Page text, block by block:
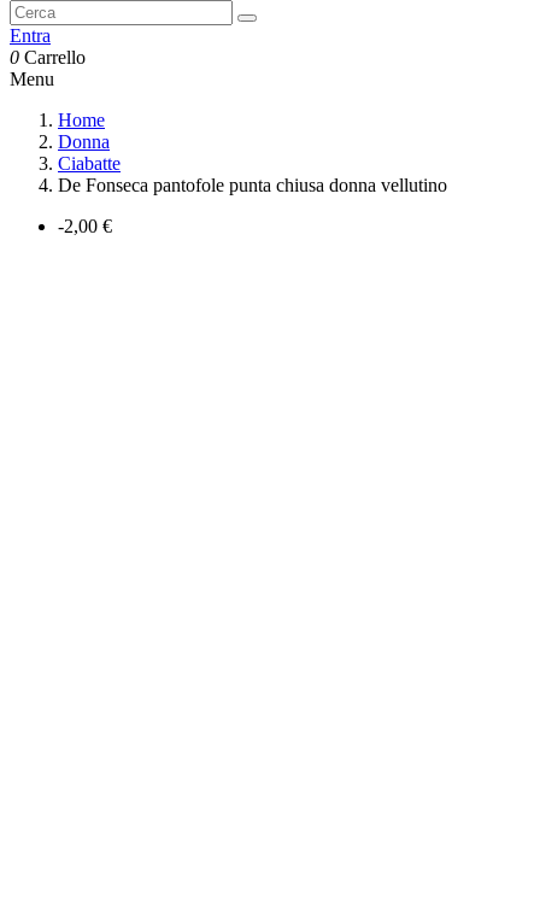
Entra
0 Carrello
Menu
Home
Donna
Ciabatte
De Fonseca pantofole punta chiusa donna vellutino
-2,00 €